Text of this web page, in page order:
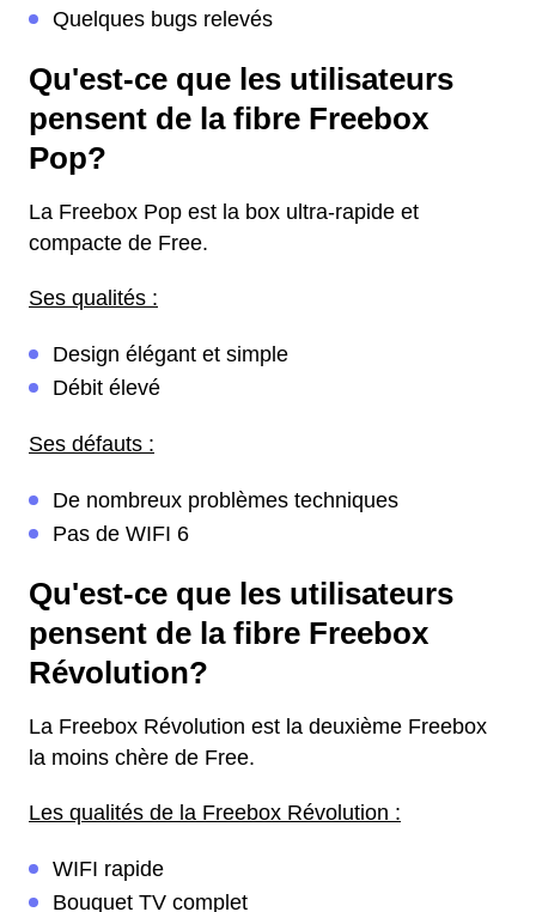
Quelques bugs relevés
Qu'est-ce que les utilisateurs
pensent de la fibre Freebox
Pop?
La Freebox Pop est la box ultra-rapide et
compacte de Free.
Ses qualités :
Design élégant et simple
Débit élevé
Ses défauts :
De nombreux problèmes techniques
Pas de WIFI 6
Qu'est-ce que les utilisateurs
pensent de la fibre Freebox
Révolution?
La Freebox Révolution est la deuxième Freebox
la moins chère de Free.
Les qualités de la Freebox Révolution :
WIFI rapide
Bouquet TV complet